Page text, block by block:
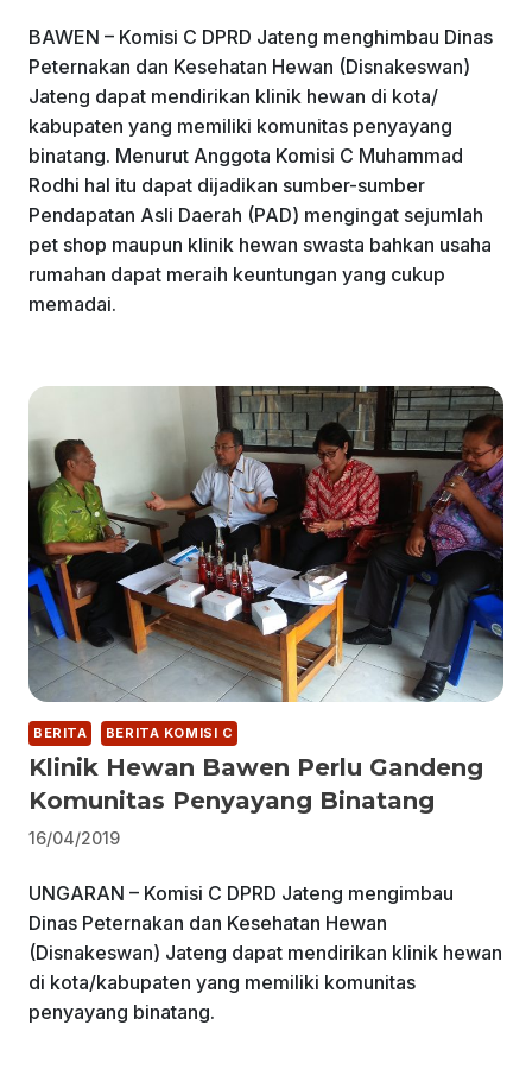
BAWEN – Komisi C DPRD Jateng menghimbau Dinas
Peternakan dan Kesehatan Hewan (Disnakeswan)
Jateng dapat mendirikan klinik hewan di kota/
kabupaten yang memiliki komunitas penyayang
binatang. Menurut Anggota Komisi C Muhammad
Rodhi hal itu dapat dijadikan sumber-sumber
Pendapatan Asli Daerah (PAD) mengingat sejumlah
pet shop maupun klinik hewan swasta bahkan usaha
rumahan dapat meraih keuntungan yang cukup
memadai.
BERITA BERITA KOMISI C
Klinik Hewan Bawen Perlu Gandeng
Komunitas Penyayang Binatang
16/04/2019
UNGARAN – Komisi C DPRD Jateng mengimbau
Dinas Peternakan dan Kesehatan Hewan
(Disnakeswan) Jateng dapat mendirikan klinik hewan
di kota/kabupaten yang memiliki komunitas
penyayang binatang.